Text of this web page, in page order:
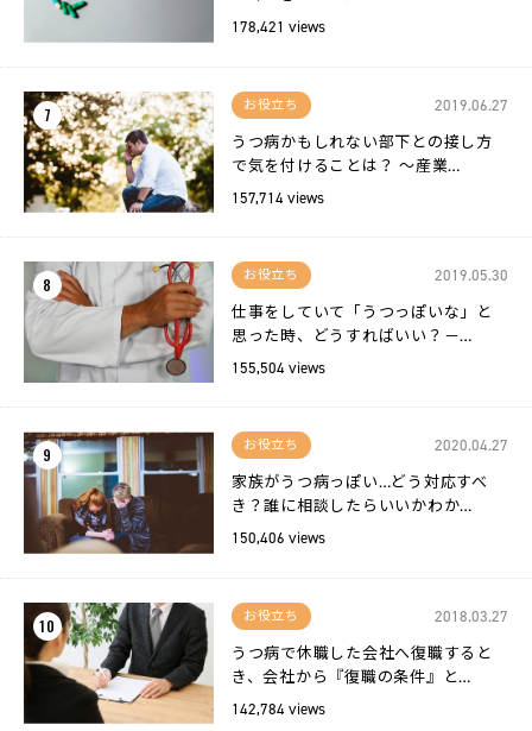
178,421 views
7 お役立ち
2019.06.27
うつ病かもしれない部下との接し方
で気を付けることは？ 〜産業…
157,714 views
8 お役立ち
2019.05.30
仕事をしていて「うつっぽいな」と
思った時、どうすればいい？－…
155,504 views
9 お役立ち
2020.04.27
家族がうつ病っぽい…どう対応すべ
き？誰に相談したらいいかわか…
150,406 views
10 お役立ち
2018.03.27
うつ病で休職した会社へ復職すると
き、会社から『復職の条件』と…
142,784 views